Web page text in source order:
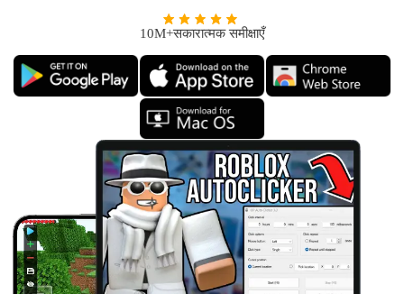
10M+सकारात्मक समीक्षाएँ